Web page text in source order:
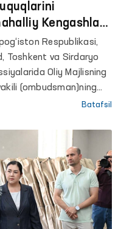
Kengashlar
qilindi
Respublikasi,
Toshkent va Sirdaryo
Oliy Majlisning
(ombudsman)ning
tomonidan hududlarda
holati yuzasidan
Batafsil